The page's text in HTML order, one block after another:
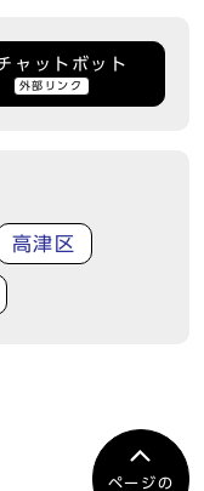
ャットボット
外部リンク
高津区
ページの